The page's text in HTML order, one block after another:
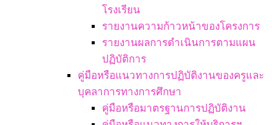
โรงเรียน
รายงานความก้าวหน้าของโครงการ
รายงานผลการดำเนินการตามแผน
ปฏิบัติการ
คู่มือหรือแนวทางการปฏิบัติงานของครูและ
บุคลาการทางการศึกษา
คู่มือหรือมาตรฐานการปฏิบัติงาน